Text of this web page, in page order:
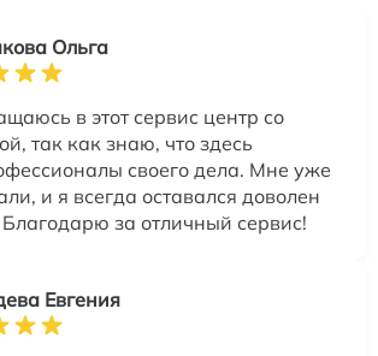
Ольга
в этот сервис центр со
так как знаю, что здесь
своего дела. Мне уже
и я всегда оставался доволен
Благодарю за отличный сервис!
Евгения